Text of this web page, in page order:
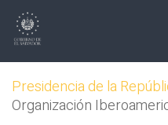
Presidencia de la
Organización